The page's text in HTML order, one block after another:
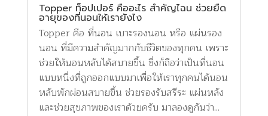
Topper ท็อปเปอร์ คืออะไร สำคัญไฉน ช่วยยืด
อายุของที่นอนให้เรายังไง
Topper คือ ที่นอน เบาะรองนอน หรือ แผ่นรอง
นอน ที่มีความสำคัญมากกับชีวิตของทุกคน เพราะ
ช่วยให้นอนหลับได้สบายขึ้น ซึ่งก็ถือว่าเป็นที่นอน
แบบหนึ่งที่ถูกออกแบบมาเพื่อให้เราทุกคนได้นอน
หลับพักผ่อนสบายขึ้น ช่วยรองรับสรีระ แผ่นหลัง
และช่วยสุขภาพของเราด้วยครับ มาลองดูกันว่า...